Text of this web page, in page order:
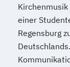
Kirchenmusik
einer
Regensburg